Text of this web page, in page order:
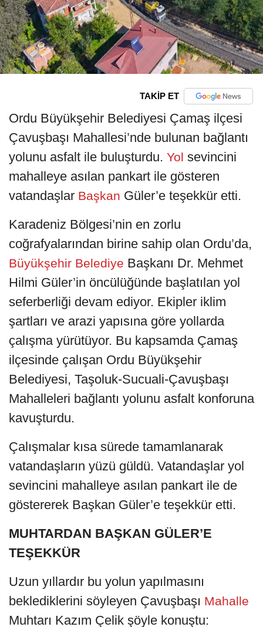
TAKİP ET
Ordu Büyükşehir Belediyesi Çamaş ilçesi
Çavuşbaşı Mahallesi’nde bulunan bağlantı
yolunu asfalt ile buluşturdu. Yol sevincini
mahalleye asılan pankart ile gösteren
vatandaşlar Başkan Güler’e teşekkür etti.
Karadeniz Bölgesi’nin en zorlu
coğrafyalarından birine sahip olan Ordu’da,
Büyükşehir Belediye Başkanı Dr. Mehmet
Hilmi Güler’in öncülüğünde başlatılan yol
seferberliği devam ediyor. Ekipler iklim
şartları ve arazi yapısına göre yollarda
çalışma yürütüyor. Bu kapsamda Çamaş
ilçesinde çalışan Ordu Büyükşehir
Belediyesi, Taşoluk-Sucuali-Çavuşbaşı
Mahalleleri bağlantı yolunu asfalt konforuna
kavuşturdu.
Çalışmalar kısa sürede tamamlanarak
vatandaşların yüzü güldü. Vatandaşlar yol
sevincini mahalleye asılan pankart ile de
göstererek Başkan Güler’e teşekkür etti.
MUHTARDAN BAŞKAN GÜLER’E
TEŞEKKÜR
Uzun yıllardır bu yolun yapılmasını
beklediklerini söyleyen Çavuşbaşı Mahalle
Muhtarı Kazım Çelik şöyle konuştu: